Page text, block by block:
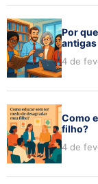
Por
antigas
4 de
Como
filho?
4 de